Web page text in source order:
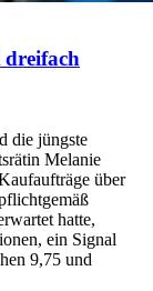
die jüngste
Melanie
über
hatte,
ein Signal
9,75 und